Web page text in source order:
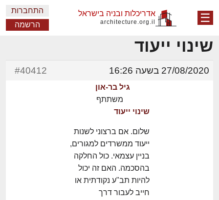
☰ אדריכלות ובניה בישראל
architecture.org.il
התחברות
הרשמה
שינוי ייעוד
27/08/2020 בשעה 16:26 #40412
גיל בר-און
משתתף
שינוי ייעוד
שלום. אם ברצוני לשנות
ייעוד ממשרדים למגורים,
בניין עצמאי. כול החלקה
בהסכמה. האם זה יכול
להיות תב"ע נקודתית או
חייב לעבור דרך